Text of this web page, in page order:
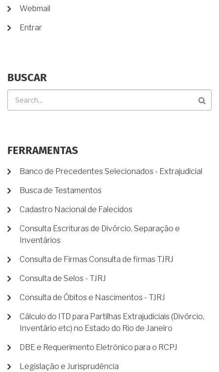
DE Webmail
Entrar
BUSCAR
FERRAMENTAS
Banco de Precedentes Selecionados - Extrajudicial
Busca de Testamentos
Cadastro Nacional de Falecidos
Consulta Escrituras de Divórcio, Separação e
Inventários
Consulta de Firmas Consulta de firmas TJRJ
Consulta de Selos - TJRJ
Consulta de Óbitos e Nascimentos - TJRJ
Cálculo do ITD para Partilhas Extrajudiciais (Divórcio,
Inventário etc) no Estado do Rio de Janeiro
DBE e Requerimento Eletrônico para o RCPJ
Legislação e Jurisprudência